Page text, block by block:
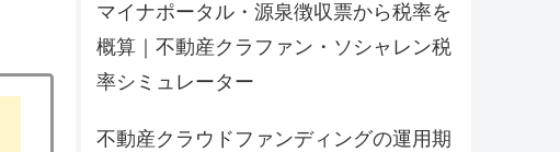
マイナポータル・源泉徴収票から税率を
概算｜不動産クラファン・ソシャレン税
率シミュレーター
不動産クラウドファンディングの運用期